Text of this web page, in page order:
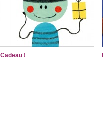
Cadeau !